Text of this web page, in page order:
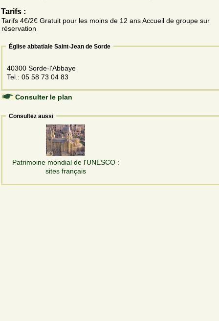
Tarifs :
Tarifs 4€/2€ Gratuit pour les moins de 12 ans Accueil de groupe sur
réservation
Église abbatiale Saint-Jean de Sorde
40300 Sorde-l'Abbaye
Tel.: 05 58 73 04 83
Consulter le plan
Consultez aussi
Patrimoine mondial de l'UNESCO :
sites français